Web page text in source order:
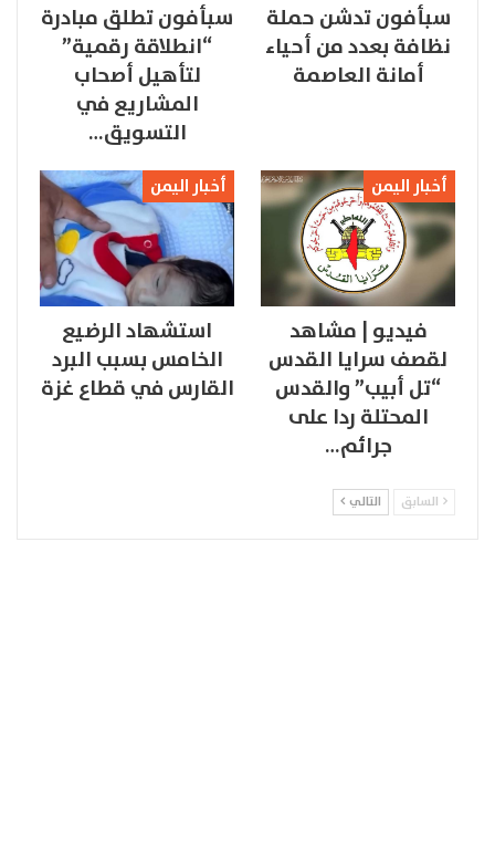
سبأفون تدشن حملة
نظافة بعدد من أحياء
أمانة العاصمة
سبأفون تطلق مبادرة
“انطلاقة رقمية”
لتأهيل أصحاب
المشاريع في
التسويق…
أخبار اليمن
فيديو | مشاهد
لقصف سرايا القدس
“تل أبيب” والقدس
المحتلة ردا على
جرائم…
أخبار اليمن
استشهاد الرضيع
الخامس بسبب البرد
القارس في قطاع غزة
السابق التالي